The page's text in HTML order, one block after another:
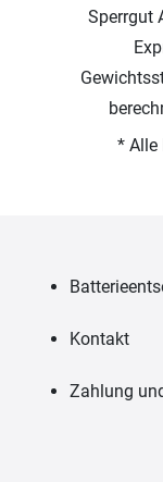
Sperrgut
* Alle
Kontakt
Zahlung